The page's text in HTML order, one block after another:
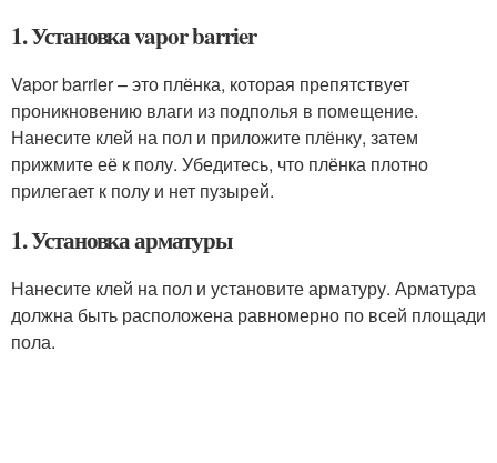
1. Установка vapor barrier
Vapor barrier – это плёнка, которая препятствует
проникновению влаги из подполья в помещение.
Нанесите клей на пол и приложите плёнку, затем
прижмите её к полу. Убедитесь, что плёнка плотно
прилегает к полу и нет пузырей.
1. Установка арматуры
Нанесите клей на пол и установите арматуру. Арматура
должна быть расположена равномерно по всей площади
пола.